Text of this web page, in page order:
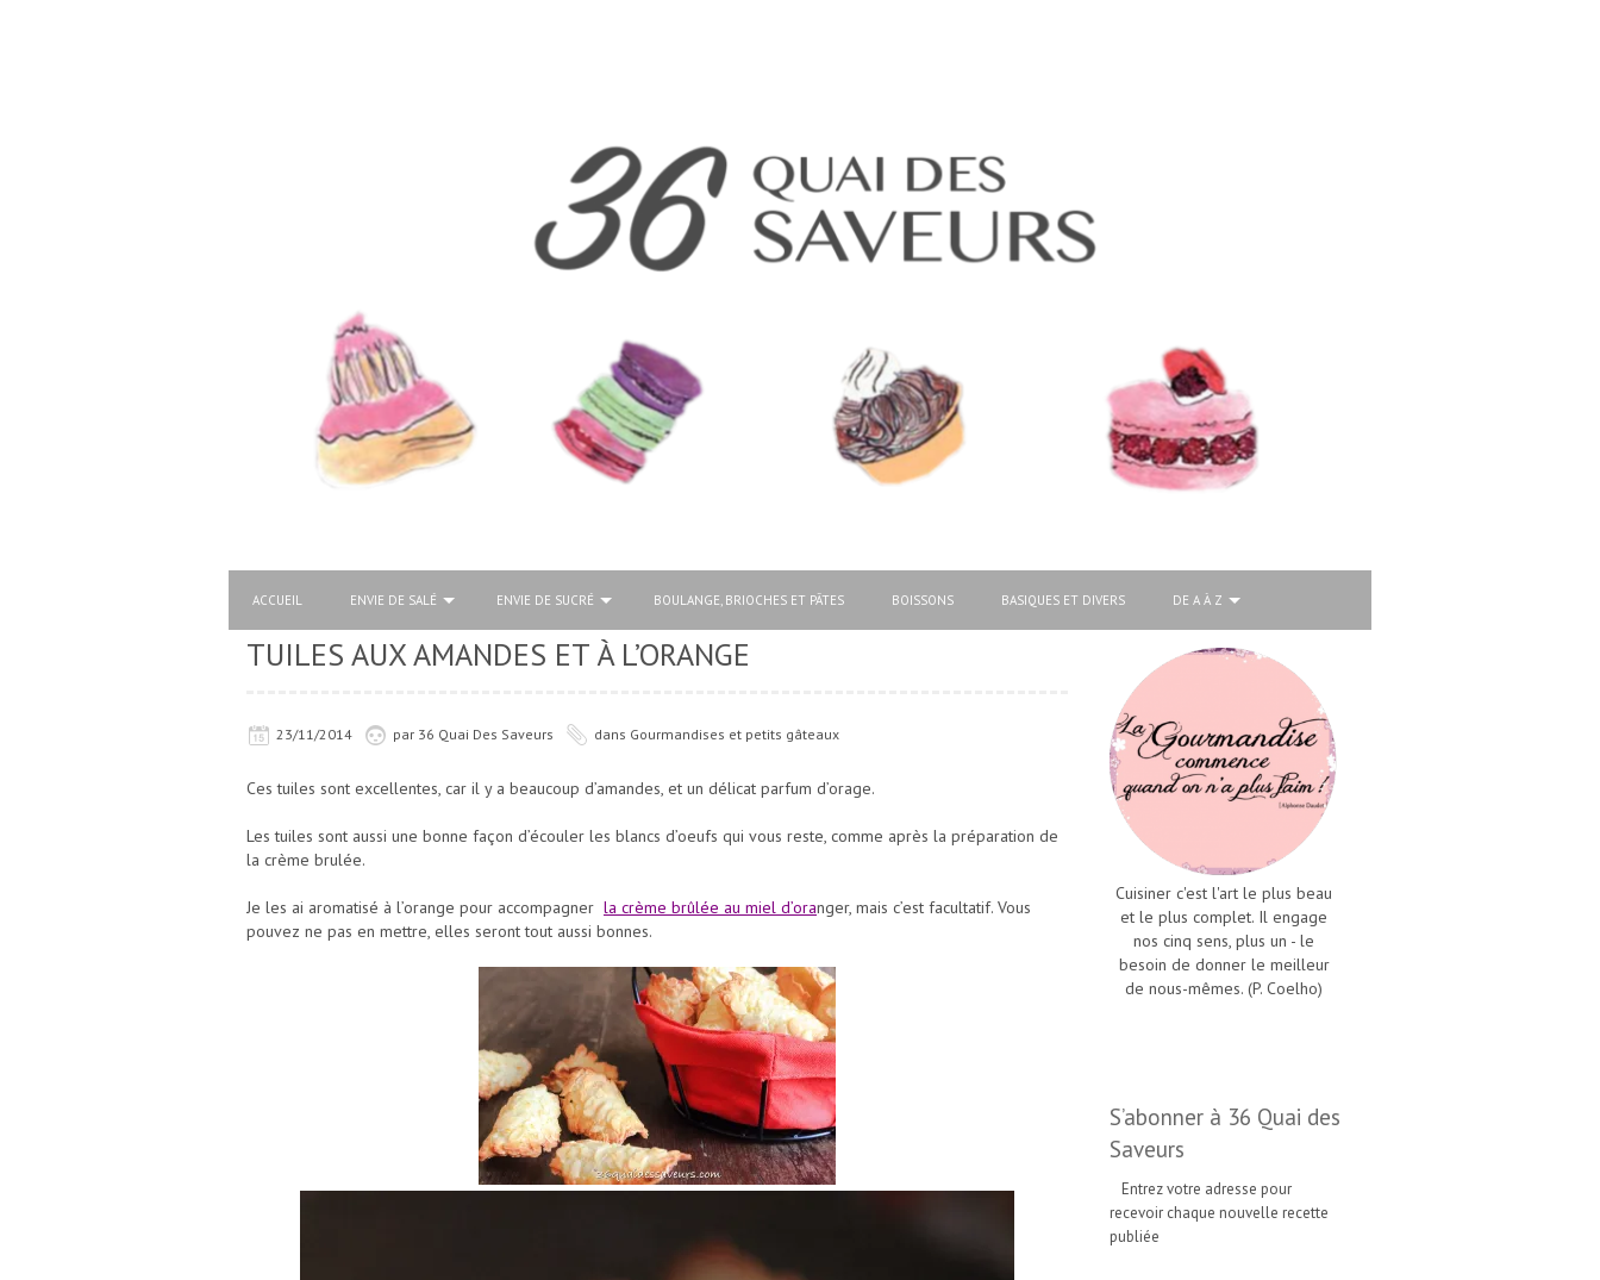
ACCUEIL ENVIE DE SALÉ ENVIE DE SUCRÉ BOULANGE, BRIOCHES ET PÂTES BOISSONS BASIQUES ET DIVERS DE A À Z
TUILES AUX AMANDES ET À L’ORANGE
23/11/2014 par 36 Quai Des Saveurs dans Gourmandises et petits gâteaux
Ces tuiles sont excellentes, car il y a beaucoup d’amandes, et un délicat parfum d’orage.
Les tuiles sont aussi une bonne façon d’écouler les blancs d’oeufs qui vous reste, comme après la préparation de
la crème brulée.
Je les ai aromatisé à l’orange pour accompagner la crème brûlée au miel d’oranger, mais c’est facultatif. Vous
pouvez ne pas en mettre, elles seront tout aussi bonnes.
Cuisiner c'est l'art le plus beau
et le plus complet. Il engage
nos cinq sens, plus un - le
besoin de donner le meilleur
de nous-mêmes. (P. Coelho)
S’abonner à 36 Quai des
Saveurs
Entrez votre adresse pour
recevoir chaque nouvelle recette
publiée